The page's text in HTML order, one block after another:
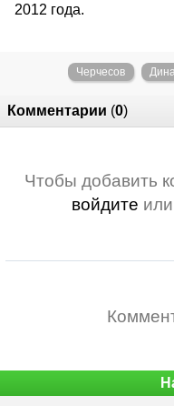
2012 года.
Черчесов
Комментарии (0)
Чтобы добавить
войдите или